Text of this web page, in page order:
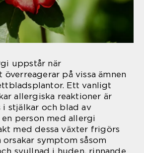
uppstår när
överreagerar på vissa ämnen
Ett vanligt
allergiska reaktioner är
i stjälkar och blad av
person med allergi
med dessa växter frigörs
orsakar symptom såsom